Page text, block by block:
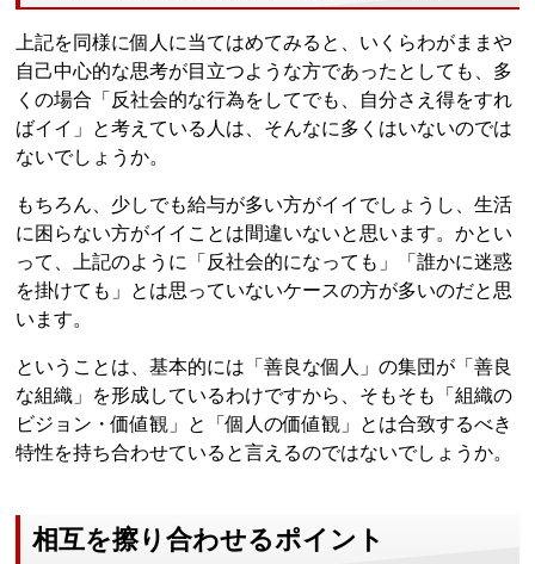
上記を同様に個人に当てはめてみると、いくらわがままや
自己中心的な思考が目立つような方であったとしても、多
くの場合「反社会的な行為をしてでも、自分さえ得をすれ
ばイイ」と考えている人は、そんなに多くはいないのでは
ないでしょうか。
もちろん、少しでも給与が多い方がイイでしょうし、生活
に困らない方がイイことは間違いないと思います。かとい
って、上記のように「反社会的になっても」「誰かに迷惑
を掛けても」とは思っていないケースの方が多いのだと思
います。
ということは、基本的には「善良な個人」の集団が「善良
な組織」を形成しているわけですから、そもそも「組織の
ビジョン・価値観」と「個人の価値観」とは合致するべき
特性を持ち合わせていると言えるのではないでしょうか。
相互を擦り合わせるポイント